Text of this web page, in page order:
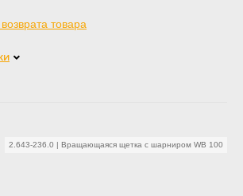
товара
2.643-236.0 | Вращающаяся щетка с шарниром WB 100